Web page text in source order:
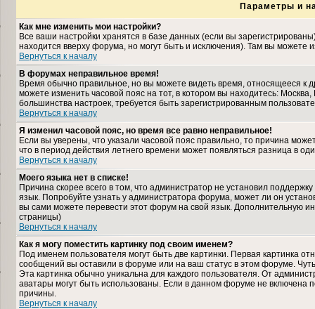
Параметры и
Как мне изменить мои настройки?
Все ваши настройки хранятся в базе данных (если вы
находится вверху форума, но могут быть и исключения). Там вы можете
Вернуться к началу
В форумах неправильное время!
Время обычно правильное, но вы можете видеть время, относящееся к
можете изменить часовой пояс на тот, в котором вы находитесь:
большинства настроек, требуется быть зарегистрированным
Вернуться к началу
Я изменил часовой пояс, но время все равно неправильное!
Если вы уверены, что указали часовой пояс правильно, то причина
что в период действия летнего времени может появляться разница в
Вернуться к началу
Моего языка нет в списке!
Причина скорее всего в том, что администратор не установил
язык. Попробуйте узнать у администратора форума, может ли он
вы сами можете перевести этот форум на свой язык. Дополнительную
страницы)
Вернуться к началу
Как я могу поместить картинку под своим именем?
Под именем пользователя могут быть две картинки. Первая картинка
сообщений вы оставили в форуме или на ваш статус в этом форуме.
Эта картинка обычно уникальна для каждого пользователя. От
аватары могут быть использованы. Если в данном форуме не включена
причины.
Вернуться к началу